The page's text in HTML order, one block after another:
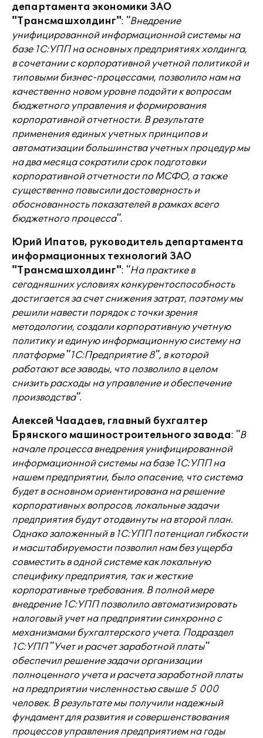
департамента экономики ЗАО
"Трансмашхолдинг": "Внедрение
унифицированной информационной системы на
базе 1С:УПП на основных предприятиях холдинга,
в сочетании с корпоративной учетной политикой и
типовыми бизнес-процессами, позволило нам на
качественно новом уровне подойти к вопросам
бюджетного управления и формирования
корпоративной отчетности. В результате
применения единых учетных принципов и
автоматизации большинства учетных процедур мы
на два месяца сократили срок подготовки
корпоративной отчетности по МСФО, а также
существенно повысили достоверность и
обоснованность показателей в рамках всего
бюджетного процесса".
Юрий Ипатов, руководитель департамента
информационных технологий ЗАО
"Трансмашхолдинг": "На практике в
сегодняшних условиях конкурентоспособность
достигается за счет снижения затрат, поэтому мы
решили навести порядок с точки зрения
методологии, создали корпоративную учетную
политику и единую информационную систему на
платформе "1С:Предприятие 8", в которой
работают все заводы, что позволило в целом
снизить расходы на управление и обеспечение
производства".
Алексей Чаадаев, главный бухгалтер
Брянского машиностроительного завода: "В
начале процесса внедрения унифицированной
информационной системы на базе 1С:УПП на
нашем предприятии, было опасение, что система
будет в основном ориентирована на решение
корпоративных вопросов, локальные задачи
предприятия будут отодвинуты на второй план.
Однако заложенный в 1С:УПП потенциал гибкости
и масштабируемости позволил нам без ущерба
совместить в одной системе как локальную
специфику предприятия, так и жесткие
корпоративные требования. В полной мере
внедрение 1С:УПП позволило автоматизировать
налоговый учет на предприятии синхронно с
механизмами бухгалтерского учета. Подраздел
1С:УПП "Учет и расчет заработной платы"
обеспечил решение задачи организации
полноценного учета и расчета заработной платы
на предприятии численностью свыше 5 000
человек. В результате мы получили надежный
фундамент для развития и совершенствования
процессов управления предприятием на годы